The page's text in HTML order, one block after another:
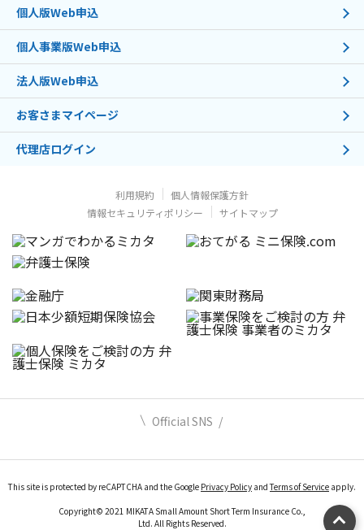
個人版Web申込
個人事業版Web申込
法人版Web申込
お客さまマイページ
代理店ログイン
利用規約
個人情報保護方針
情報セキュリティポリシー
サイトマップ
Official SNS
This site is protected by reCAPTCHA and the Google Privacy Policy andTerms of Service apply.
Copyright© 2021 MIKATA Small Amount Short Term Insurance Co.,
Ltd. All Rights Reserved.